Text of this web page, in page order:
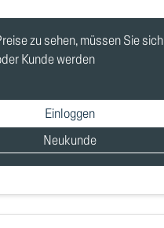
zu sehen, müssen Sie sich
Kunde werden
Einloggen
Neukunde